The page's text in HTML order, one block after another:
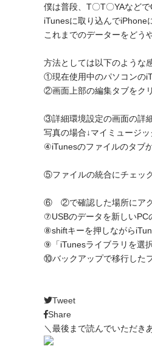
僕は普段、T〇T〇YAなど
iTunesに取り込んでiPhone
これまでのデーターをどう
方法としては以下のような
①現在使用中のパソコンの
②画面上部の編集タブをク
③詳細環境設定の画面の詳
写真の場合↓マイミュージ
④iTunesのファイルのタブ
⑤ファイルの統合にチェッ
⑥ ②で確認した場所にアク
⑦USBのデータを新しいPC
⑧shiftキーを押しながら
⑨「iTunesライブラリを選
⑩バックアップで移行した
Tweet
Share
＼最後まで読んでいただき